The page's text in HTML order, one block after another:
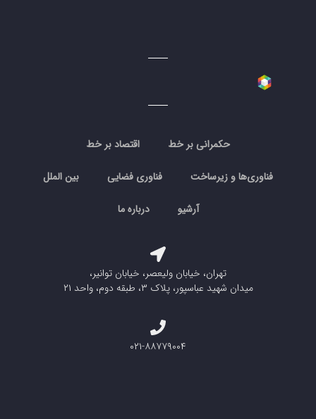
حکمرانی بر خط اقتصاد بر خط
فناوری‌ها و زیرساخت فناوری فضایی بین الملل
آرشیو درباره ما
تهران، خیابان ولیعصر، خیابان توانیر،
میدان شهید عباسپور، پلاک ۳، طبقه دوم، واحد ۲۱
۰۲۱-۸۸۷۷۹۰۰۴